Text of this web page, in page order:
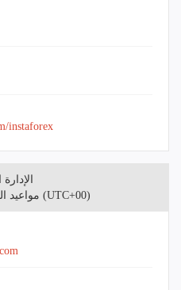
instaforex
الإدارة
مواعيد (UTC+00)